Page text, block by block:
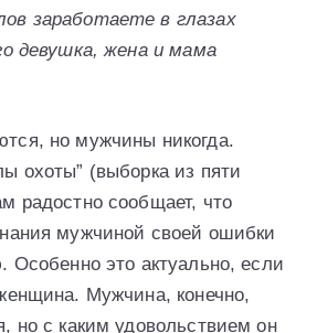
заработаете в глазах
девушка, жена и мама
но мужчины никогда.
охоты” (выборка из пяти
радостно сообщает, что
мужчиной своей ошибки
Особенно это актуально, если
Мужчина, конечно,
но с каким удовольствием он